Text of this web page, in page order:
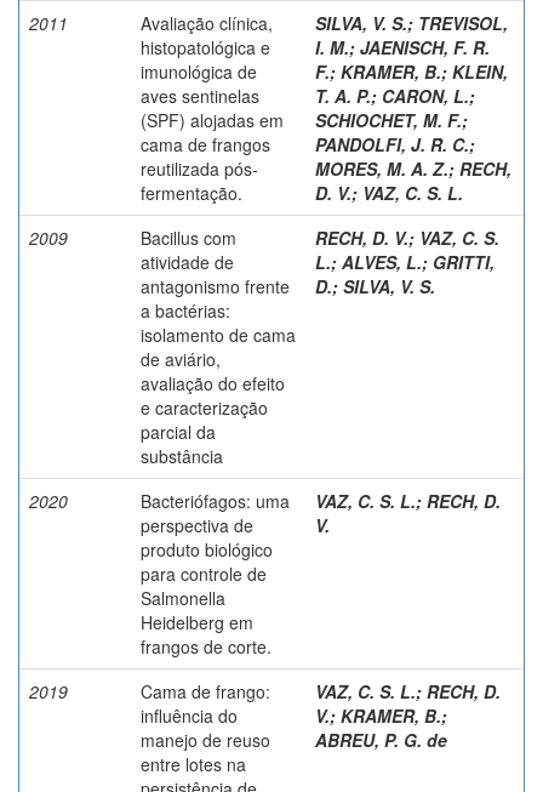
2011
Avaliação clínica,
histopatológica e
imunológica de
aves sentinelas
(SPF) alojadas em
cama de frangos
reutilizada pós-
fermentação.
SILVA, V. S.; TREVISOL,
I. M.; JAENISCH, F. R.
F.; KRAMER, B.; KLEIN,
T. A. P.; CARON, L.;
SCHIOCHET, M. F.;
PANDOLFI, J. R. C.;
MORES, M. A. Z.; RECH,
D. V.; VAZ, C. S. L.
2009
Bacillus com
atividade de
antagonismo frente
a bactérias:
isolamento de cama
de aviário,
avaliação do efeito
e caracterização
parcial da
substância
RECH, D. V.; VAZ, C. S.
L.; ALVES, L.; GRITTI,
D.; SILVA, V. S.
2020
Bacteriófagos: uma
perspectiva de
produto biológico
para controle de
Salmonella
Heidelberg em
frangos de corte.
VAZ, C. S. L.; RECH, D.
V.
2019
Cama de frango:
influência do
manejo de reuso
entre lotes na
VAZ, C. S. L.; RECH, D.
V.; KRAMER, B.;
ABREU, P. G. de